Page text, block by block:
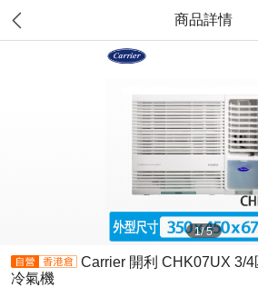
商品詳情
1/5
Carrier 開利 CHK07UX 3/
冷氣機